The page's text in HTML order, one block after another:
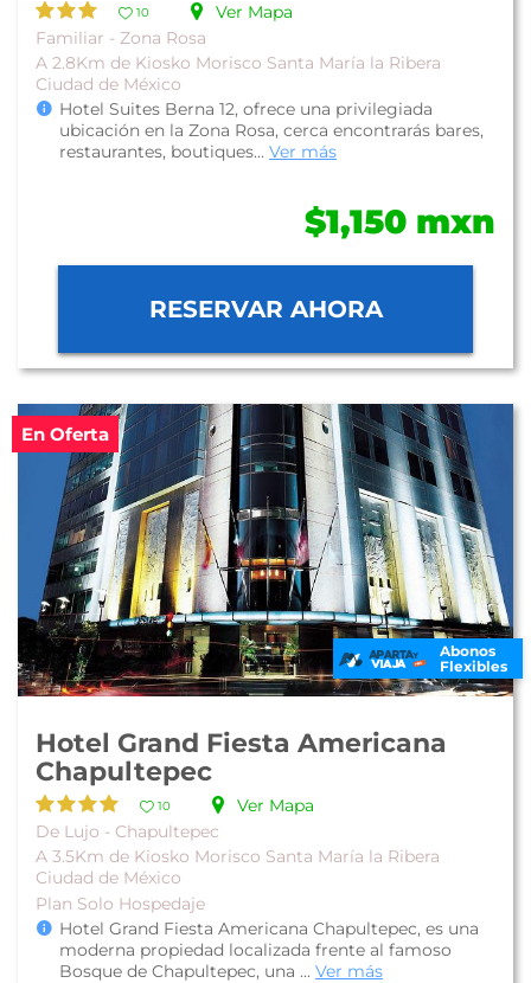
10
Ver Mapa
Familiar - Zona Rosa
A 2.8Km de Kiosko Morisco Santa María la Ribera
Ciudad de México
Hotel Suites Berna 12, ofrece una privilegiada
ubicación en la Zona Rosa, cerca encontrarás bares,
restaurantes, boutiques... Ver más
$1,150 mxn
RESERVAR AHORA
En Oferta
Abonos
Flexibles
Hotel Grand Fiesta Americana
Chapultepec
10
Ver Mapa
De Lujo - Chapultepec
A 3.5Km de Kiosko Morisco Santa María la Ribera
Ciudad de México
Plan Solo Hospedaje
Hotel Grand Fiesta Americana Chapultepec, es una
moderna propiedad localizada frente al famoso
Bosque de Chapultepec, una ... Ver más